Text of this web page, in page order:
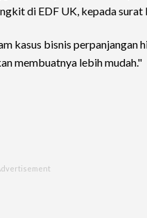
di EDF UK, kepada surat
kasus bisnis perpanjangan
membuatnya lebih mudah."